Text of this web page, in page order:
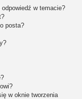
w temacie?
posta?
w oknie tworzenia